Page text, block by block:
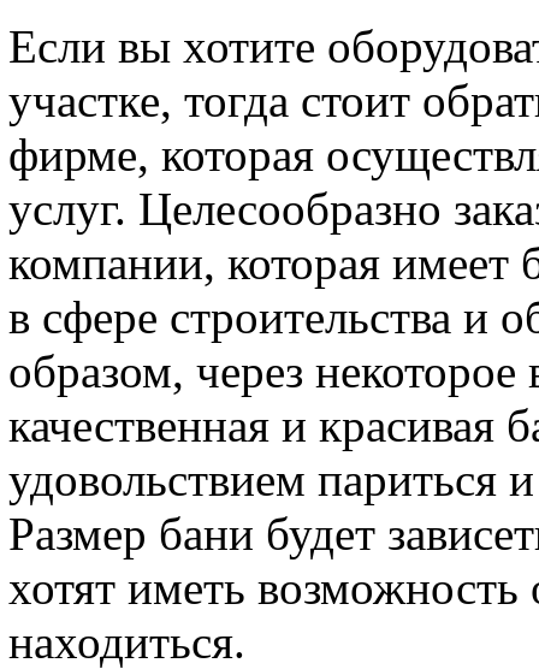
Если вы хотите
участке, тогда стоит
фирме, которая
услуг. Целесообразно
компании, которая
в сфере строительства и
образом, через некоторое
качественная и красивая
удовольствием париться
Размер бани будет
хотят иметь
находиться.